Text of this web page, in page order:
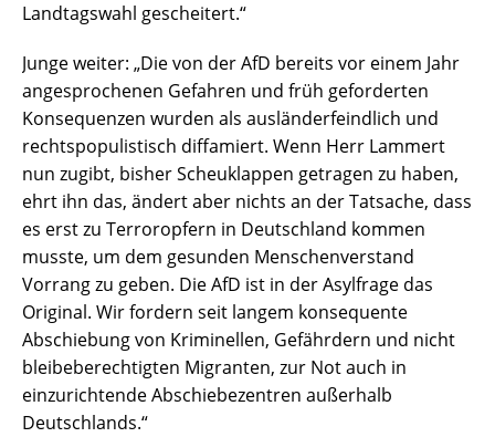
Landtagswahl gescheitert.“
Junge weiter: „Die von der AfD bereits vor einem Jahr
angesprochenen Gefahren und früh geforderten
Konsequenzen wurden als ausländerfeindlich und
rechtspopulistisch diffamiert. Wenn Herr Lammert
nun zugibt, bisher Scheuklappen getragen zu haben,
ehrt ihn das, ändert aber nichts an der Tatsache, dass
es erst zu Terroropfern in Deutschland kommen
musste, um dem gesunden Menschenverstand
Vorrang zu geben. Die AfD ist in der Asylfrage das
Original. Wir fordern seit langem konsequente
Abschiebung von Kriminellen, Gefährdern und nicht
bleibeberechtigten Migranten, zur Not auch in
einzurichtende Abschiebezentren außerhalb
Deutschlands.“